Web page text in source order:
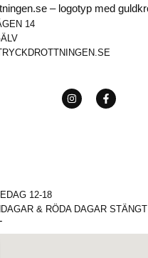
14
12-18
& RÖDA DAGAR STÄNGT